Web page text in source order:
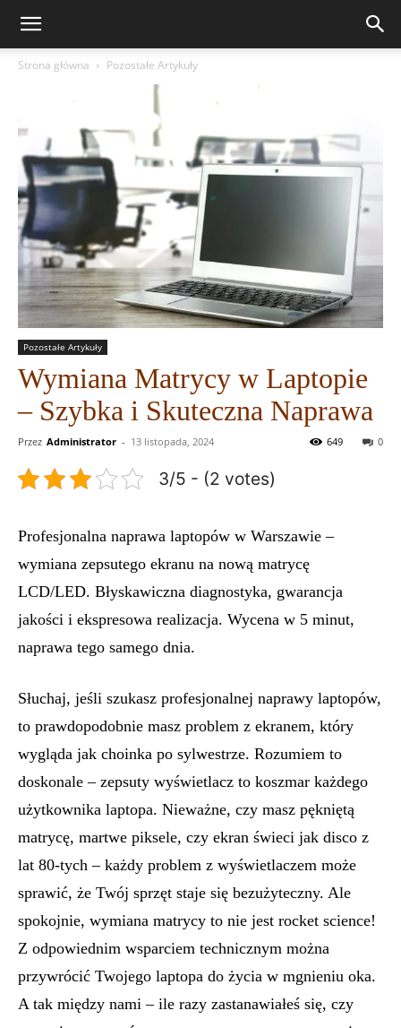
Strona główna Pozostałe Artykuły
Pozostałe Artykuły
Wymiana Matrycy w Laptopie
– Szybka i Skuteczna Naprawa
Przez Administrator - 13 listopada, 2024 0
649
3/5 - (2 votes)
Profesjonalna naprawa laptopów w Warszawie –
wymiana zepsutego ekranu na nową matrycę
LCD/LED. Błyskawiczna diagnostyka, gwarancja
jakości i ekspresowa realizacja. Wycena w 5 minut,
naprawa tego samego dnia.
Słuchaj, jeśli szukasz profesjonalnej naprawy laptopów,
to prawdopodobnie masz problem z ekranem, który
wygląda jak choinka po sylwestrze. Rozumiem to
doskonale – zepsuty wyświetlacz to koszmar każdego
użytkownika laptopa. Nieważne, czy masz pękniętą
matrycę, martwe piksele, czy ekran świeci jak disco z
lat 80-tych – każdy problem z wyświetlaczem może
sprawić, że Twój sprzęt staje się bezużyteczny. Ale
spokojnie, wymiana matrycy to nie jest rocket science!
Z odpowiednim wsparciem technicznym można
przywrócić Twojego laptopa do życia w mgnieniu oka.
A tak między nami – ile razy zastanawiałeś się, czy